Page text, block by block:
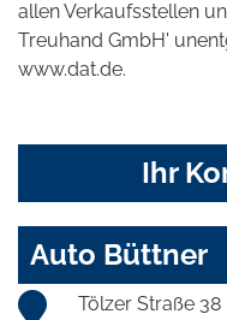
allen Verkaufsstellen
Treuhand GmbH'
www.dat.de.
Ihr
Auto Büttner
Tölzer Straße 38